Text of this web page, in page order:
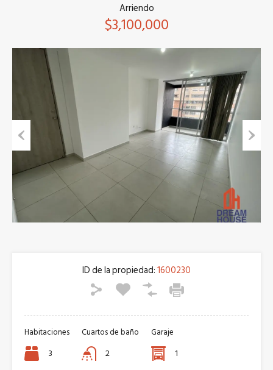
Arriendo
$3,100,000
Previous
ID de la propiedad:1600230
Habitaciones
3
Cuartos de baño
2
Garaje
1